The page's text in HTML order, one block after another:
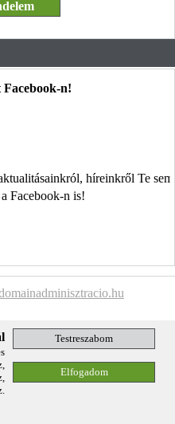
Facebook-n!
híreinkről Te
Facebook-n is!